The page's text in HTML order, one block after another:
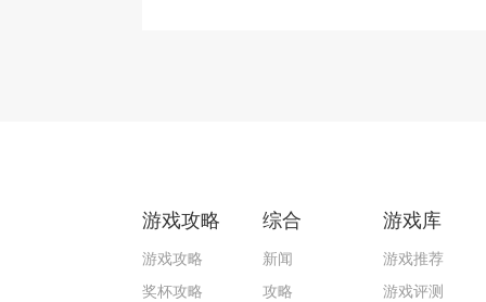
游戏攻略
游戏攻略
奖杯攻略
综合
新闻
攻略
游戏库
游戏推荐
游戏评测